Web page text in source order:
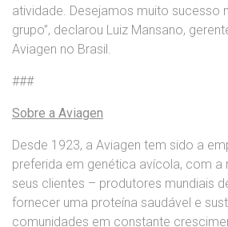
atividade. Desejamos muito sucesso
grupo”, declarou Luiz Mansano,
Aviagen no Brasil.
###
Sobre a Aviagen
Desde 1923, a Aviagen tem sido a
preferida em genética avícola, com a
seus clientes – produtores mundiais
fornecer uma proteína saudável e
comunidades em constante